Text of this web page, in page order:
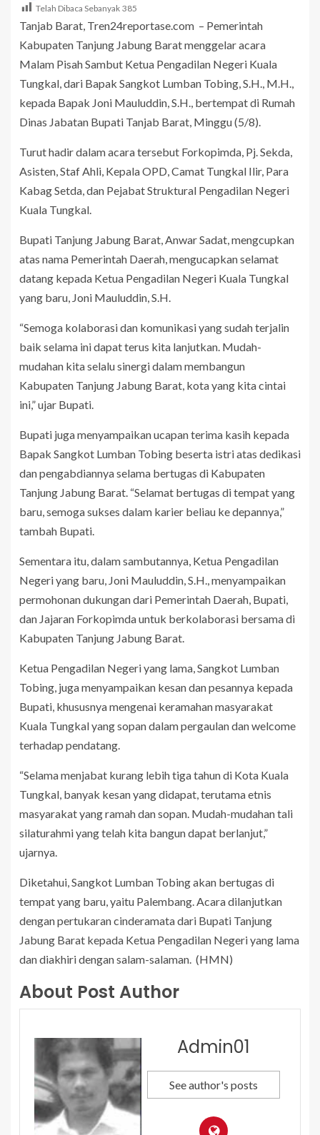
Telah Dibaca Sebanyak 385
Tanjab Barat, Tren24reportase.com – Pemerintah
Kabupaten Tanjung Jabung Barat menggelar acara
Malam Pisah Sambut Ketua Pengadilan Negeri Kuala
Tungkal, dari Bapak Sangkot Lumban Tobing, S.H., M.H.,
kepada Bapak Joni Mauluddin, S.H., bertempat di Rumah
Dinas Jabatan Bupati Tanjab Barat, Minggu (5/8).
Turut hadir dalam acara tersebut Forkopimda, Pj. Sekda,
Asisten, Staf Ahli, Kepala OPD, Camat Tungkal Ilir, Para
Kabag Setda, dan Pejabat Struktural Pengadilan Negeri
Kuala Tungkal.
Bupati Tanjung Jabung Barat, Anwar Sadat, mengcupkan
atas nama Pemerintah Daerah, mengucapkan selamat
datang kepada Ketua Pengadilan Negeri Kuala Tungkal
yang baru, Joni Mauluddin, S.H.
“Semoga kolaborasi dan komunikasi yang sudah terjalin
baik selama ini dapat terus kita lanjutkan. Mudah-
mudahan kita selalu sinergi dalam membangun
Kabupaten Tanjung Jabung Barat, kota yang kita cintai
ini,” ujar Bupati.
Bupati juga menyampaikan ucapan terima kasih kepada
Bapak Sangkot Lumban Tobing beserta istri atas dedikasi
dan pengabdiannya selama bertugas di Kabupaten
Tanjung Jabung Barat. “Selamat bertugas di tempat yang
baru, semoga sukses dalam karier beliau ke depannya,”
tambah Bupati.
Sementara itu, dalam sambutannya, Ketua Pengadilan
Negeri yang baru, Joni Mauluddin, S.H., menyampaikan
permohonan dukungan dari Pemerintah Daerah, Bupati,
dan Jajaran Forkopimda untuk berkolaborasi bersama di
Kabupaten Tanjung Jabung Barat.
Ketua Pengadilan Negeri yang lama, Sangkot Lumban
Tobing, juga menyampaikan kesan dan pesannya kepada
Bupati, khususnya mengenai keramahan masyarakat
Kuala Tungkal yang sopan dalam pergaulan dan welcome
terhadap pendatang.
“Selama menjabat kurang lebih tiga tahun di Kota Kuala
Tungkal, banyak kesan yang didapat, terutama etnis
masyarakat yang ramah dan sopan. Mudah-mudahan tali
silaturahmi yang telah kita bangun dapat berlanjut,”
ujarnya.
Diketahui, Sangkot Lumban Tobing akan bertugas di
tempat yang baru, yaitu Palembang. Acara dilanjutkan
dengan pertukaran cinderamata dari Bupati Tanjung
Jabung Barat kepada Ketua Pengadilan Negeri yang lama
dan diakhiri dengan salam-salaman. (HMN)
About Post Author
Admin01
See author's posts